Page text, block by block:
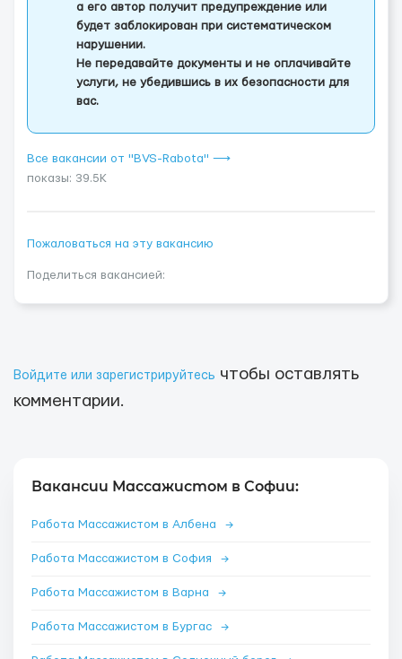
а его автор получит предупреждение или
будет заблокирован при систематическом
нарушении.
Не передавайте документы и не оплачивайте
услуги, не убедившись в их безопасности для
вас.
Все вакансии от "BVS-Rabota" ⟶
показы: 39.5K
Пожаловаться на эту вакансию
Поделиться вакансией:
Войдите или зарегистрируйтесь чтобы оставлять
комментарии.
Вакансии Массажистом в Софии:
Работа Массажистом в Албена →
Работа Массажистом в София →
Работа Массажистом в Варна →
Работа Массажистом в Бургас →